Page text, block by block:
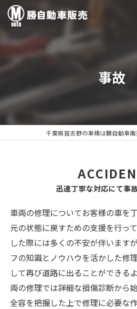
事故
千葉県習志野の車検は勝自動車販
迅速丁寧な対応にて事
車両の修理についてお客様の車を
元の状態に戻すための支援を行っ
した際には多くの不安が伴います
フの知識とノウハウを活かした修
して再び道路に出ることができる
両の修理では詳細な損傷診断から
全容を把握した上で修理に必要な